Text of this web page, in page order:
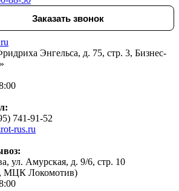
Заказать звонок
Энгельса, д. 75, стр. 3, Бизнес-
741-91-52
rus.ru
ул. Амурская, д. 9/6, стр. 10
МЦК Локомотив)